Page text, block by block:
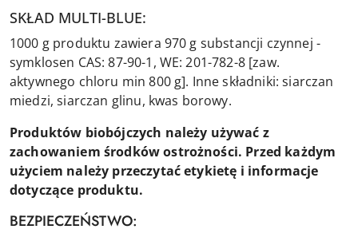
SKŁAD MULTI-BLUE:
1000 g produktu zawiera 970 g substancji czynnej -
symklosen CAS: 87-90-1, WE: 201-782-8 [zaw.
aktywnego chloru min 800 g]. Inne składniki: siarczan
miedzi, siarczan glinu, kwas borowy.
Produktów biobójczych należy używać z
zachowaniem środków ostrożności. Przed każdym
użyciem należy przeczytać etykietę i informacje
dotyczące produktu.
BEZPIECZEŃSTWO: